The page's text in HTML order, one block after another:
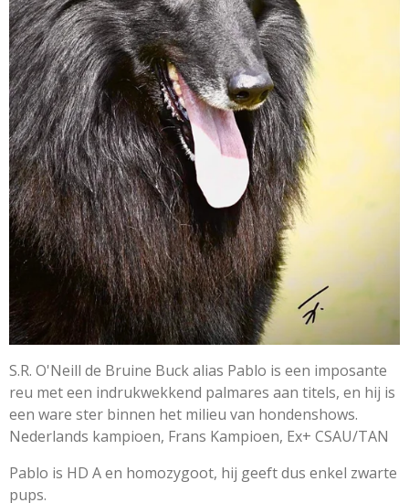
S.R. O'Neill de Bruine Buck alias Pablo is een imposante
reu met een indrukwekkend palmares aan titels, en hij is
een ware ster binnen het milieu van hondenshows.
Nederlands kampioen, Frans Kampioen, Ex+ CSAU/TAN
Pablo is HD A en homozygoot, hij geeft dus enkel zwarte
pups.